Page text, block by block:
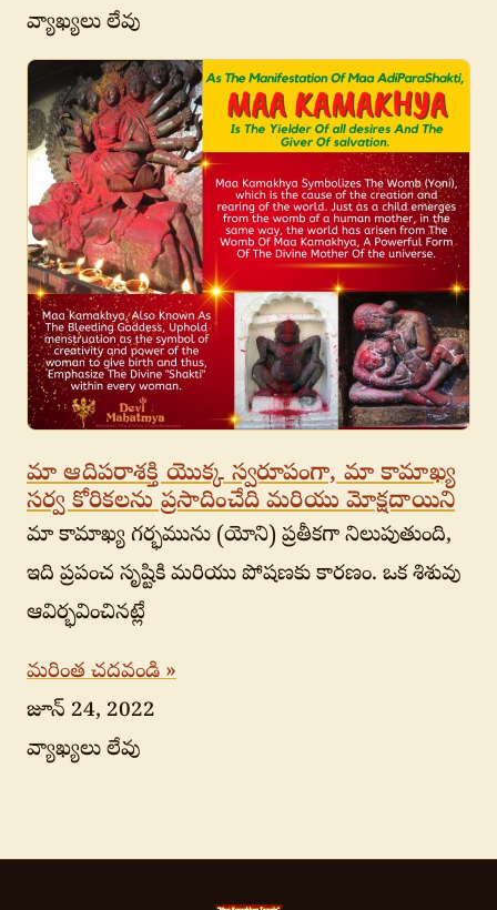
వ్యాఖ్యలు లేవు
మా ఆదిపరాశక్తి యొక్క స్వరూపంగా, మా కామాఖ్య
సర్వ కోరికలను ప్రసాదించేది మరియు మోక్షదాయిని
మా కామాఖ్య గర్భమును (యోని) ప్రతీకగా నిలుపుతుంది,
ఇది ప్రపంచ సృష్టికి మరియు పోషణకు కారణం. ఒక శిశువు
ఆవిర్భవించినట్లే
మరింత చదవండి »
జూన్ 24, 2022
వ్యాఖ్యలు లేవు